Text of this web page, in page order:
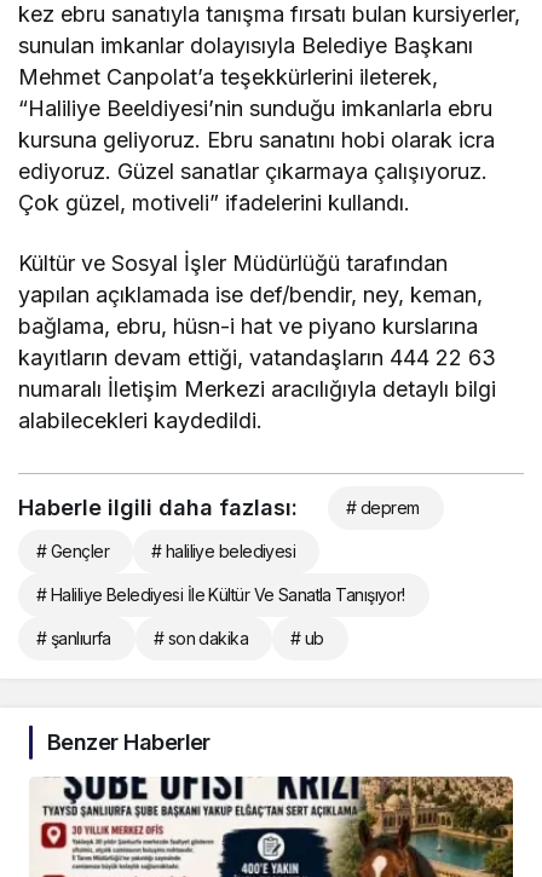
kez ebru sanatıyla tanışma fırsatı bulan kursiyerler,
sunulan imkanlar dolayısıyla Belediye Başkanı
Mehmet Canpolat’a teşekkürlerini ileterek,
“Haliliye Beeldiyesi’nin sunduğu imkanlarla ebru
kursuna geliyoruz. Ebru sanatını hobi olarak icra
ediyoruz. Güzel sanatlar çıkarmaya çalışıyoruz.
Çok güzel, motiveli” ifadelerini kullandı.
Kültür ve Sosyal İşler Müdürlüğü tarafından
yapılan açıklamada ise def/bendir, ney, keman,
bağlama, ebru, hüsn-i hat ve piyano kurslarına
kayıtların devam ettiği, vatandaşların 444 22 63
numaralı İletişim Merkezi aracılığıyla detaylı bilgi
alabilecekleri kaydedildi.
Haberle ilgili daha fazlası: # deprem
# Gençler # haliliye belediyesi
# Haliliye Belediyesi İle Kültür Ve Sanatla Tanışıyor!
# şanlıurfa # son dakika # ub
Benzer Haberler